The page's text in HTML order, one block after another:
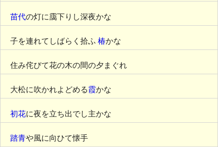
苗代の灯に靄下りし深夜かな
子を連れてしばらく拾ふ 椿かな
住み侘びて花の木の間の夕まぐれ
大松に吹かれよどめる霞かな
初花に夜を立ち出でし主かな
踏青や風に向ひて懐手